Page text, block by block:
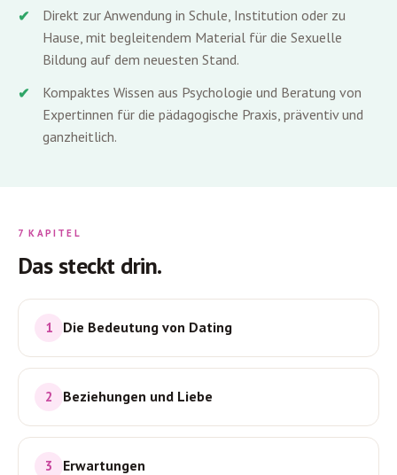
Direkt zur Anwendung in Schule, Institution oder zu
Hause, mit begleitendem Material für die Sexuelle
Bildung auf dem neuesten Stand.
Kompaktes Wissen aus Psychologie und Beratung von
Expertinnen für die pädagogische Praxis, präventiv und
ganzheitlich.
7 KAPITEL
Das steckt drin.
1 Die Bedeutung von Dating
2 Beziehungen und Liebe
3 Erwartungen